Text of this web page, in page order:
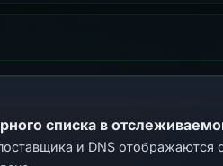
списка в
и DNS отображаются